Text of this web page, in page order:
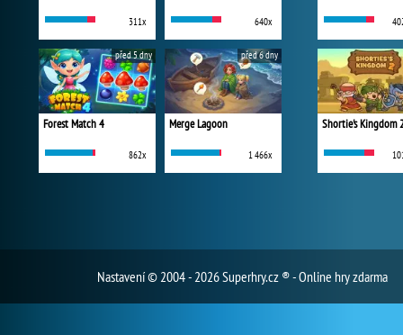
311x 640x
Forest Match 4
862x
před 5 dny
Merge Lagoon
1 466x
před 6 dny
Shortie's Kingdom
Nastavení© 2004 - 2026 Superhry.cz ® - Online hry zdarma